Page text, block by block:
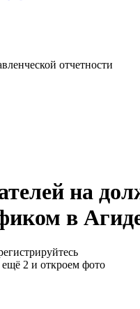
отчетности
на
в
2 и откроем фото